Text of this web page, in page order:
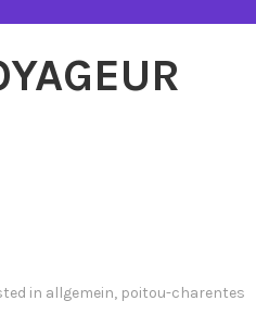
in allgemein, poitou-charentes